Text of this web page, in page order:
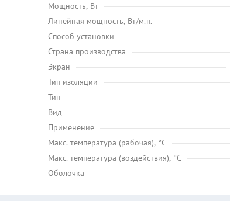
Мощность, Вт
Линейная мощность, Вт/м.п.
Способ установки
Страна производства
Экран
Тип изоляции
Тип
Вид
Применение
Maкс. температура (рабочая), °C
Макс. температура (воздействия), °C
Оболочка